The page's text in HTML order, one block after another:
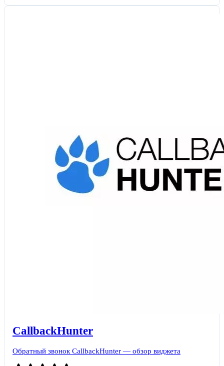
CallbackHunter
Обратный звонок CallbackHunter — обзор виджета